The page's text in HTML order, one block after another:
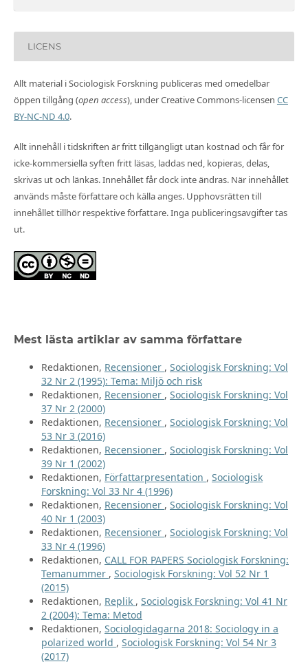
LICENS
Allt material i Sociologisk Forskning publiceras med omedelbar
öppen tillgång (open access), under Creative Commons-licensen CC
BY-NC-ND 4.0.
Allt innehåll i tidskriften är fritt tillgängligt utan kostnad och får för
icke-kommersiella syften fritt läsas, laddas ned, kopieras, delas,
skrivas ut och länkas. Innehållet får dock inte ändras. När innehållet
används måste författare och källa anges. Upphovsrätten till
innehållet tillhör respektive författare. Inga publiceringsavgifter tas
ut.
Mest lästa artiklar av samma författare
Redaktionen, Recensioner , Sociologisk Forskning: Vol
32 Nr 2 (1995): Tema: Miljö och risk
Redaktionen, Recensioner , Sociologisk Forskning: Vol
37 Nr 2 (2000)
Redaktionen, Recensioner , Sociologisk Forskning: Vol
53 Nr 3 (2016)
Redaktionen, Recensioner , Sociologisk Forskning: Vol
39 Nr 1 (2002)
Redaktionen, Författarpresentation , Sociologisk
Forskning: Vol 33 Nr 4 (1996)
Redaktionen, Recensioner , Sociologisk Forskning: Vol
40 Nr 1 (2003)
Redaktionen, Recensioner , Sociologisk Forskning: Vol
33 Nr 4 (1996)
Redaktionen, CALL FOR PAPERS Sociologisk Forskning:
Temanummer , Sociologisk Forskning: Vol 52 Nr 1
(2015)
Redaktionen, Replik , Sociologisk Forskning: Vol 41 Nr
2 (2004): Tema: Metod
Redaktionen, Sociologidagarna 2018: Sociology in a
polarized world , Sociologisk Forskning: Vol 54 Nr 3
(2017)